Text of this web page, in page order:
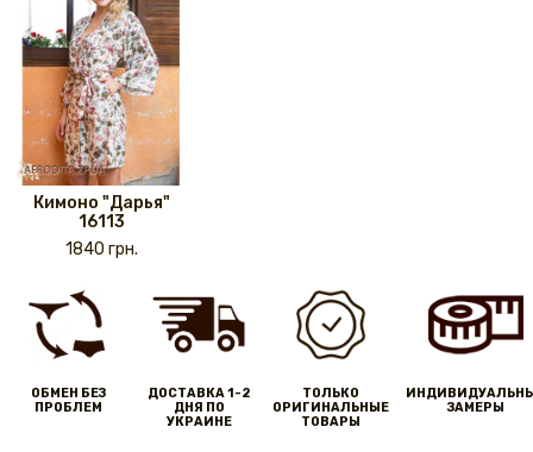
Кимоно "Дарья"
16113
1840 грн.
ОБМЕН БЕЗ
ПРОБЛЕМ
ДОСТАВКА 1-2
ДНЯ ПО
УКРАИНЕ
ТОЛЬКО
ОРИГИНАЛЬНЫЕ
ТОВАРЫ
ЗАМЕРЫ